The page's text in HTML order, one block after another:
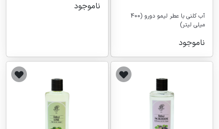
آب کلنی با عطر لیمو دورو (400
میلی لیتر)
ناموجود
ناموجود